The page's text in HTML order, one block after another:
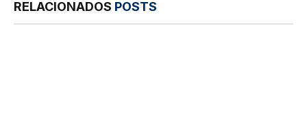
RELACIONADOS POSTS